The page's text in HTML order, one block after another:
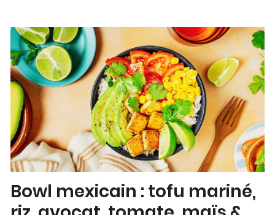
Bowl mexicain : tofu mariné,